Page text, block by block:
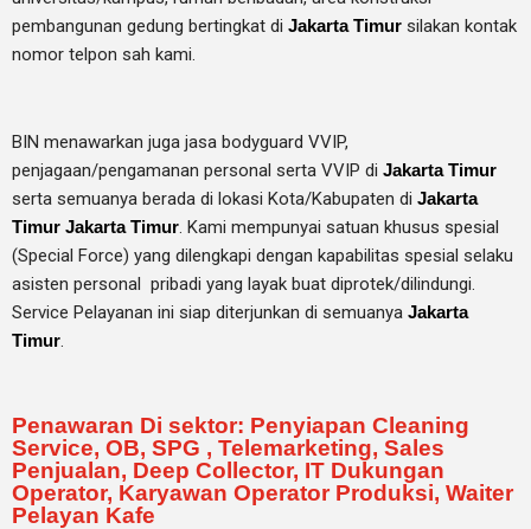
pembangunan gedung bertingkat di Jakarta Timur silakan kontak
nomor telpon sah kami.
BIN menawarkan juga jasa bodyguard VVIP,
penjagaan/pengamanan personal serta VVIP di Jakarta Timur
serta semuanya berada di lokasi Kota/Kabupaten di Jakarta
Timur Jakarta Timur. Kami mempunyai satuan khusus spesial
(Special Force) yang dilengkapi dengan kapabilitas spesial selaku
asisten personal pribadi yang layak buat diprotek/dilindungi.
Service Pelayanan ini siap diterjunkan di semuanya Jakarta
Timur.
Penawaran Di sektor: Penyiapan Cleaning
Service, OB, SPG , Telemarketing, Sales
Penjualan, Deep Collector, IT Dukungan
Operator, Karyawan Operator Produksi, Waiter
Pelayan Kafe